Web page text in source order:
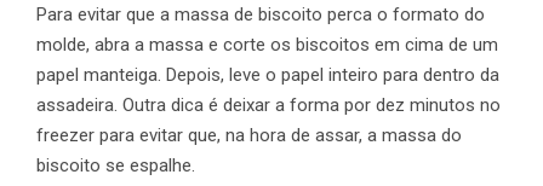
Para evitar que a massa de biscoito perca o formato do
molde, abra a massa e corte os biscoitos em cima de um
papel manteiga. Depois, leve o papel inteiro para dentro da
assadeira. Outra dica é deixar a forma por dez minutos no
freezer para evitar que, na hora de assar, a massa do
biscoito se espalhe.